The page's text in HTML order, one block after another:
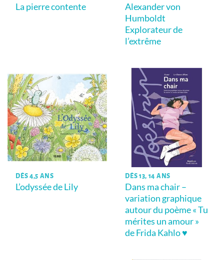
La pierre contente
Alexander von
Humboldt
Explorateur de
l’extrême
DÈS 4,5 ANS
L’odyssée de Lily
DÈS 13, 14 ANS
Dans ma chair –
variation graphique
autour du poème « Tu
mérites un amour »
de Frida Kahlo ♥